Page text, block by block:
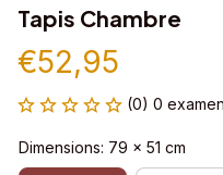
Tapis Chambre
€52,95
(0) 0 examen
Dimensions: 79 x 51 cm